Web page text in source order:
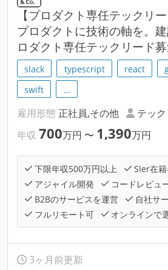
【プロダクト専任テックリ
プロダクトに技術の軸を。
ロダクト専任テックリード
slack typescript react
swift
…
雇用形態 正社員,その他 テッ
年収 700万円 〜 1,390万円
下限年収500万円以上
SIer在
アジャイル開発
コードレビュ
B2Bのサービスを運営
自社サ
フルリモート可
オンラインで
3ヶ月前更新